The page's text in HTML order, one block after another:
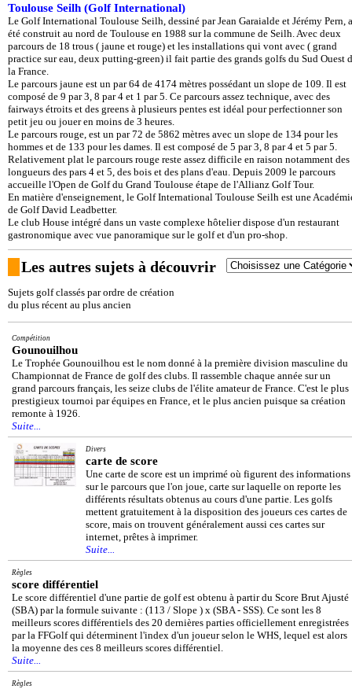
Toulouse Seilh (Golf International)
Le Golf International Toulouse Seilh, dessiné par Jean Garaialde et Jérémy Pern, a
été construit au nord de Toulouse en 1988 sur la commune de Seilh. Avec deux
parcours de 18 trous ( jaune et rouge) et les installations qui vont avec ( grand
practice sur eau, deux putting-green) il fait partie des grands golfs du Sud Ouest
la France.
Le parcours jaune est un par 64 de 4174 mètres possédant un slope de 109. Il est
composé de 9 par 3, 8 par 4 et 1 par 5. Ce parcours assez technique, avec des
fairways étroits et des greens à plusieurs pentes est idéal pour perfectionner son
petit jeu ou jouer en moins de 3 heures.
Le parcours rouge, est un par 72 de 5862 mètres avec un slope de 134 pour les
hommes et de 133 pour les dames. Il est composé de 5 par 3, 8 par 4 et 5 par 5.
Relativement plat le parcours rouge reste assez difficile en raison notamment des
longueurs des pars 4 et 5, des bois et des plans d'eau. Depuis 2009 le parcours
accueille l'Open de Golf du Grand Toulouse étape de l'Allianz Golf Tour.
En matière d'enseignement, le Golf International Toulouse Seilh est une
de Golf David Leadbetter.
Le club House intégré dans un vaste complexe hôtelier dispose d'un restaurant
gastronomique avec vue panoramique sur le golf et d'un pro-shop.
Les autres sujets à découvrir
Sujets golf classés par ordre de création
du plus récent au plus ancien
Compétition
Gounouilhou
Le Trophée Gounouilhou est le nom donné à la première division masculine du
Championnat de France de golf des clubs. Il rassemble chaque année sur un
grand parcours français, les seize clubs de l'élite amateur de France. C'est le plus
prestigieux tournoi par équipes en France, et le plus ancien puisque sa création
remonte à 1926.
Suite...
Divers
carte de score
Une carte de score est un imprimé où figurent des informations
sur le parcours que l'on joue, carte sur laquelle on reporte les
différents résultats obtenus au cours d'une partie. Les golfs
mettent gratuitement à la disposition des joueurs ces cartes de
score, mais on trouvent généralement aussi ces cartes sur
internet, prêtes à imprimer.
Suite...
Règles
score différentiel
Le score différentiel d'une partie de golf est obtenu à partir du Score Brut Ajusté
(SBA) par la formule suivante : (113 / Slope ) x (SBA - SSS). Ce sont les 8
meilleurs scores différentiels des 20 dernières parties officiellement enregistrées
par la FFGolf qui déterminent l'index d'un joueur selon le WHS, lequel est alors
la moyenne des ces 8 meilleurs scores différentiel.
Suite...
Règles